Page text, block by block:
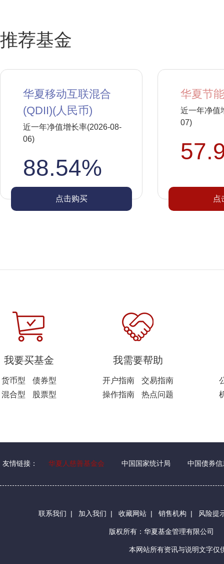
推荐基金
华夏移动互联混合
(QDII)(人民币)
近一年净值增长率(2026-08-
06)
88.54%
点击购买
华夏节
近一年净值
07)
点
我要买基金
货币型
债券型
混合型
股票型
我需要帮助
开户指南
交易指南
操作指南
热点问题
友情链接： 华夏人慈善基金会 中国国家统计局 中国债券信
联系我们 | 加入我们 | 收藏网站 | 销售机构 | 风险提
版权所有：华夏基金管理有限公司
本网站所有资讯与说明文字仅